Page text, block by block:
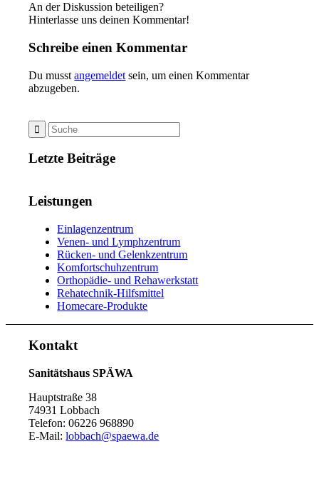
An der Diskussion beteiligen?
Hinterlasse uns deinen Kommentar!
Schreibe einen Kommentar
Du musstangemeldet sein, um einen Kommentar
abzugeben.
Letzte Beiträge
Leistungen
Einlagenzentrum
Venen- und Lymphzentrum
Rücken- und Gelenkzentrum
Komfortschuhzentrum
Orthopädie- und Rehawerkstatt
Rehatechnik-Hilfsmittel
Homecare-Produkte
Kontakt
Sanitätshaus SPÄWA
Hauptstraße 38
74931 Lobbach
Telefon: 06226 968890
E-Mail:lobbach@spaewa.de